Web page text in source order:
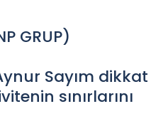
GRUP)
Sayım dikkat
sınırlarını